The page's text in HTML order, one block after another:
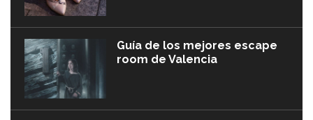
Guía de los mejores escape
room de Valencia